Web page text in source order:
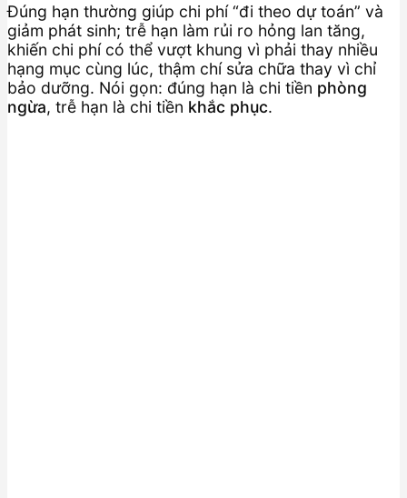
Đúng hạn thường giúp chi phí “đi theo dự toán” và
giảm phát sinh; trễ hạn làm rủi ro hỏng lan tăng,
khiến chi phí có thể vượt khung vì phải thay nhiều
hạng mục cùng lúc, thậm chí sửa chữa thay vì chỉ
bảo dưỡng. Nói gọn: đúng hạn là chi tiền phòng
ngừa, trễ hạn là chi tiền khắc phục.